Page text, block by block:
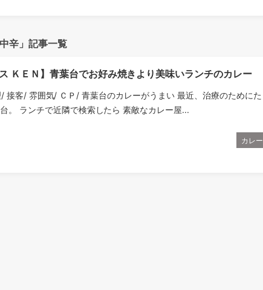
辛」記事一覧
ス ＫＥＮ】青葉台でお好み焼きより美味いランチのカレー
接客/ 雰囲気/ ＣＰ/ 青葉台のカレーがうまい 最近、治療のためにた
。 ランチで近隣で検索したら 素敵なカレー屋...
カレー